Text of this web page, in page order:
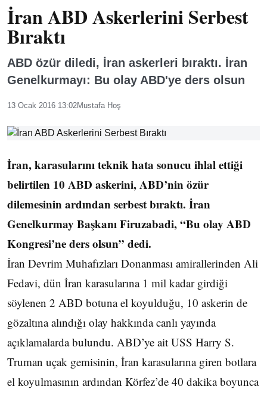
İran ABD Askerlerini Serbest
Bıraktı
ABD özür diledi, İran askerleri bıraktı. İran
Genelkurmayı: Bu olay ABD'ye ders olsun
13 Ocak 2016 13:02Mustafa Hoş
İran, karasularını teknik hata sonucu ihlal ettiği
belirtilen 10 ABD askerini, ABD’nin özür
dilemesinin ardından serbest bıraktı. İran
Genelkurmay Başkanı Firuzabadi, “Bu olay ABD
Kongresi’ne ders olsun” dedi.
İran Devrim Muhafızları Donanması amirallerinden Ali
Fedavi, dün İran karasularına 1 mil kadar girdiği
söylenen 2 ABD botuna el koyulduğu, 10 askerin de
gözaltına alındığı olay hakkında canlı yayında
açıklamalarda bulundu. ABD’ye ait USS Harry S.
Truman uçak gemisinin, İran karasularına giren botlara
el koyulmasının ardından Körfez’de 40 dakika boyunca